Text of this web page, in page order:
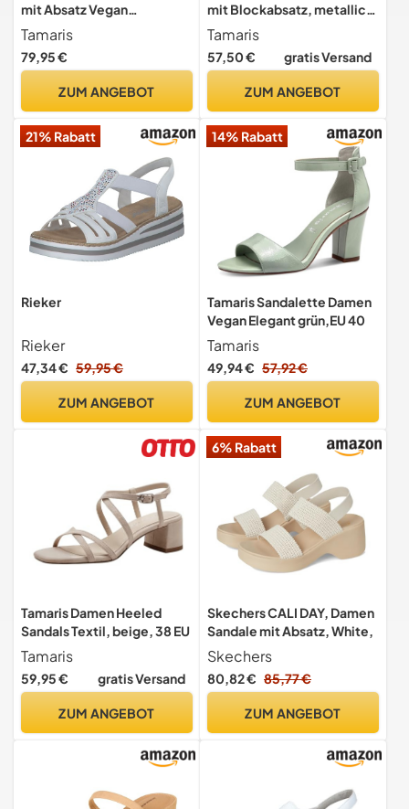
mit Absatz Vegan
Blockabsatz Sommer;
SILVER/metallic; 37
Tamaris
79,95 €
ZUM ANGEBOT
mit Blockabsatz, metallic,
38 EU
Tamaris
57,50 € gratis Versand
ZUM ANGEBOT
21% Rabatt
Rieker
Rieker
47,34 € 59,95 €
ZUM ANGEBOT
14% Rabatt
Tamaris Sandalette Damen
Vegan Elegant grün,EU 40
Tamaris
49,94 € 57,92 €
ZUM ANGEBOT
Tamaris Damen Heeled
Sandals Textil, beige, 38 EU
Tamaris
59,95 € gratis Versand
ZUM ANGEBOT
6% Rabatt
Skechers CALI DAY, Damen
Sandale mit Absatz, White,
Skechers
80,82 € 85,77 €
ZUM ANGEBOT